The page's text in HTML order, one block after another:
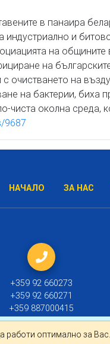
за да работи
работи оптимално за Вас.
в панаира
индустриално и
на
на
очистването на
на бактерии,
чиста околна среда,
9687
НАЧАЛО ЗА НАС
+359 92 660273
+359 92 660271
+359 887000415